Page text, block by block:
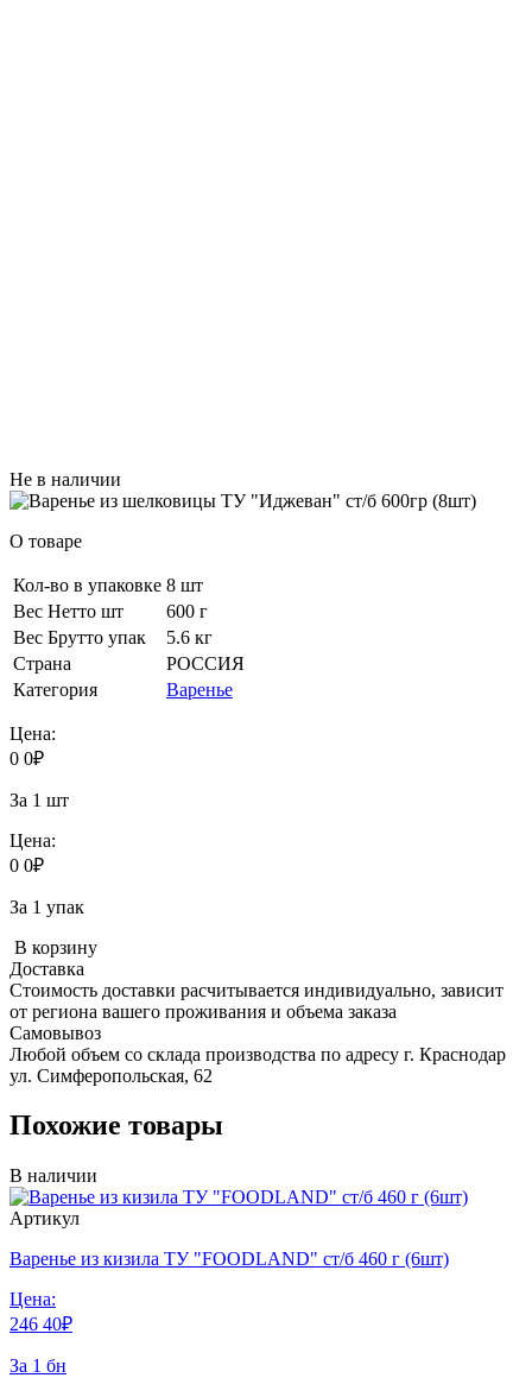
Не в наличии
О товаре
Кол-во в упаковке 8 шт
Вес Нетто шт
600 г
Вес Брутто упак
5.6 кг
Страна
РОССИЯ
Категория
Варенье
Цена:
0 0₽
За 1 шт
Цена:
0 0₽
За 1 упак
В корзину
Доставка
Стоимость доставки расчитывается индивидуально, зависит
от региона вашего проживания и объема заказа
Самовывоз
Любой объем со склада производства по адресу г. Краснодар
ул. Симферопольская, 62
Похожие товары
В наличии
Артикул
Варенье из кизила ТУ "FOODLAND" ст/б 460 г (6шт)
Цена:
246 40₽
За 1 бн